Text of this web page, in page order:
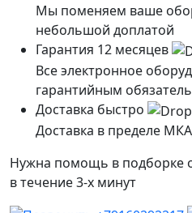
Мы поменяем ваше
небольшой доплатой
Гарантия 12 месяцев
Все электронное
гарантийным
Доставка быстро
Доставка в пределе
Нужна помощь в подборке
в течение 3-х минут